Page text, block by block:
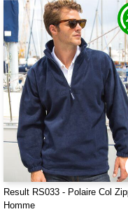
Result RS033 - Polaire Col
Homme